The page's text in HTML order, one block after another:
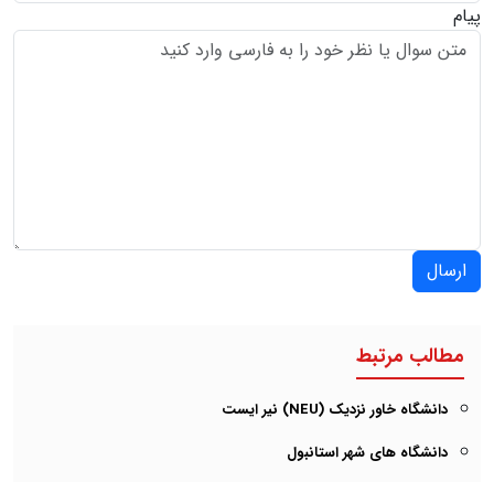
پیام
ارسال
مطالب مرتبط
دانشگاه خاور نزدیک (NEU) نیر ایست
دانشگاه های شهر استانبول